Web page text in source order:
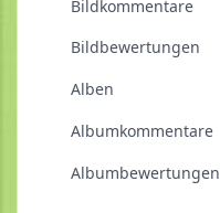
Bildkommentare
Bildbewertungen
Alben
Albumkommentare
Albumbewertungen